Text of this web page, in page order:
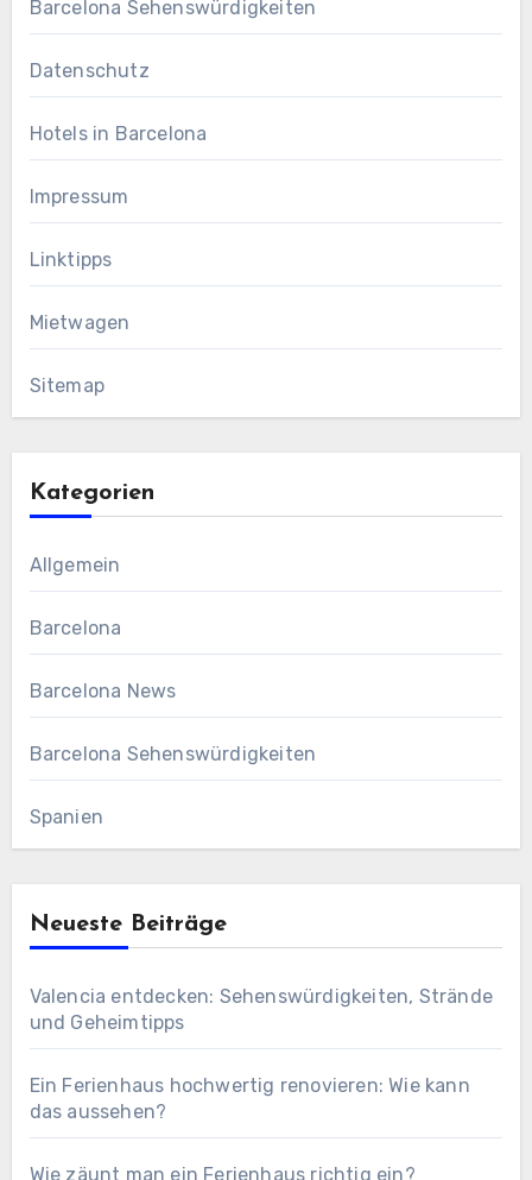
Barcelona Sehenswürdigkeiten
Datenschutz
Hotels in Barcelona
Impressum
Linktipps
Mietwagen
Sitemap
Kategorien
Allgemein
Barcelona
Barcelona News
Barcelona Sehenswürdigkeiten
Spanien
Neueste Beiträge
Valencia entdecken: Sehenswürdigkeiten, Strände
und Geheimtipps
Ein Ferienhaus hochwertig renovieren: Wie kann
das aussehen?
Wie zäunt man ein Ferienhaus richtig ein?